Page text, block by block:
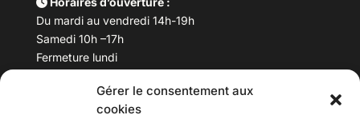
Gérer le consentement aux
cookies
Du mardi au vendredi 14h-19h
Samedi 10h –17h
Fermeture lundi
Téléphone : 04 78 53 06 40